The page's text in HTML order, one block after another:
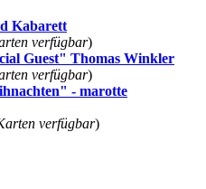
Kabarett
verfügbar)
Guest" Thomas Winkler
verfügbar)
- marotte
verfügbar)